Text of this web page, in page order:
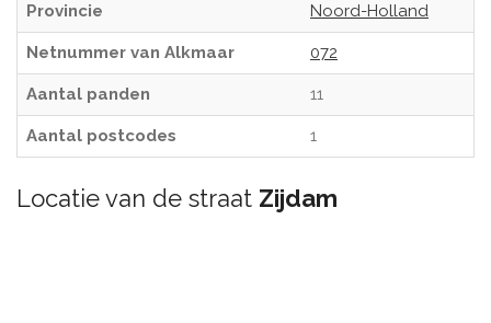
Provincie Noord-Holland
Netnummer van Alkmaar 072
Aantal panden 11
Aantal postcodes 1
Locatie van de straat Zijdam